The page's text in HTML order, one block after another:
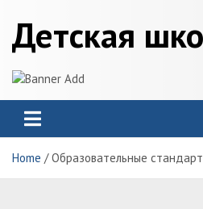
content
Детская
Home Образовательные